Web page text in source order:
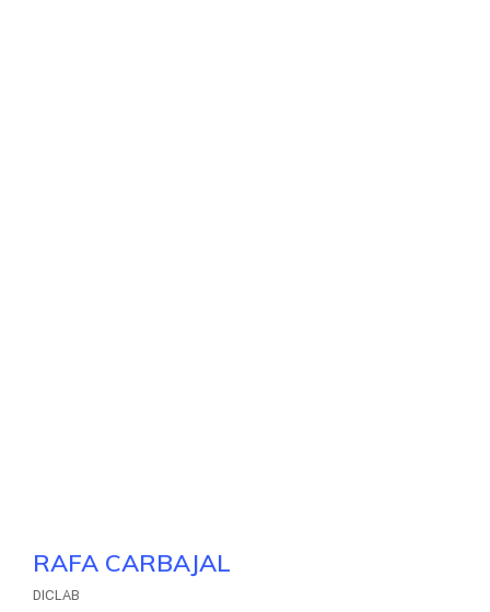
RAFA CARBAJAL
DICLAB